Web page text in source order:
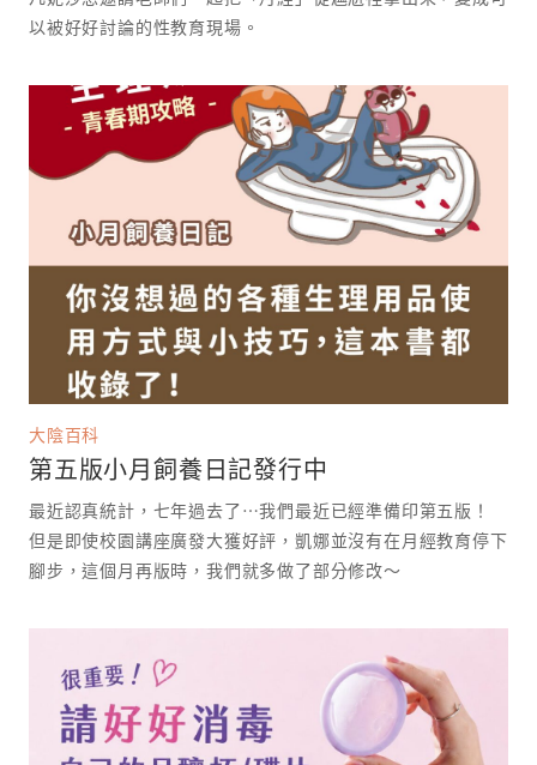
大陰百科
第五版小月飼養日記發行中
最近認真統計，七年過去了⋯我們最近已經準備印第五版！
但是即使校園講座廣發大獲好評，凱娜並沒有在月經教育停下
腳步，這個月再版時，我們就多做了部分修改～